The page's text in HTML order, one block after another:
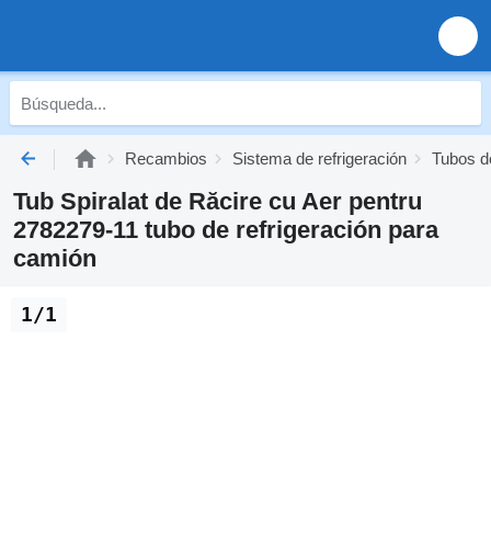
Recambios Sistema de refrigeración Tubos
Tub Spiralat de Răcire cu Aer pentru
2782279-11 tubo de refrigeración para
camión
1/1